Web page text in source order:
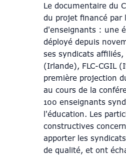
Le documentaire du
du projet financé par
d'enseignants : une
déployé depuis
ses syndicats
(Irlande), FLC-CGIL
première projection
au cours de la
100 enseignants
l'éducation. Les
constructives
apporter les
de qualité, et ont